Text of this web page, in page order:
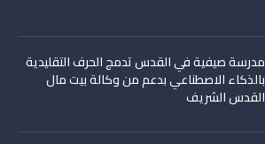
مدرسة صيفية في القدس تدمج الحرف التقليدية
بالذكاء الاصطناعي بدعم من وكالة بيت مال
القدس الشريف